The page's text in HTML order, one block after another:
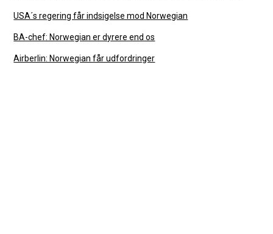
USA´s regering får indsigelse mod Norwegian
BA-chef: Norwegian er dyrere end os
Airberlin: Norwegian får udfordringer